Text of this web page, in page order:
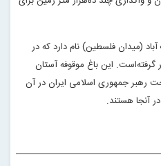
(میدان فلسطین) نام دارد که در
گرفته‌است. این باغ موقوفه آستان
جمهوری اسلامی ایران در آن
آنجا هستند.